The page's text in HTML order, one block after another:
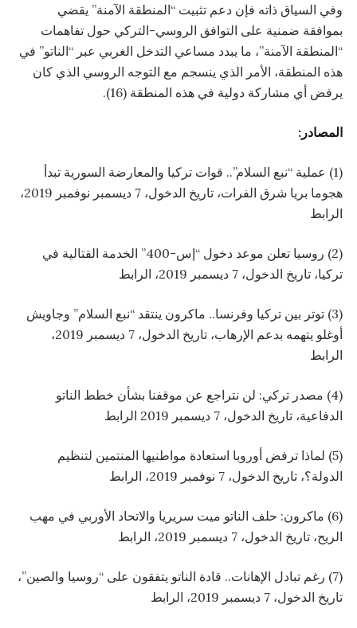
وفي السياق ذاته فإن دعم تثبيت “المنطقة الآمنة” يقضي
بموافقة ضمنية على التوافق الروسي-التركي حول تفاهمات
“المنطقة الآمنة”، ما يبدد مساعي التدخل الغربي عبر “الناتو” في
هذه المنطقة، الأمر الذي ينسجم مع التوجه الروسي الذي كان
يرفض أي مشاركة دولية في هذه المنطقة (16).
المصادر:
(1) عملية “نبع السلام”.. قوات تركيا والمعارضة السورية تبدأ
هجوما بريا شرق الفرات، تاريخ الدخول، 7 ديسمبر نوفمبر 2019،
الرابط
(2) روسيا تعلن موعد دخول “إس-400” الخدمة القتالية في
تركيا، تاريخ الدخول، 7 ديسمبر 2019،
الرابط
(3) توتر بين تركيا وفرنسا.. ماكرون ينتقد “نبع السلام” وجاويش
أوغلو يتهمه بدعم الإرهاب، تاريخ الدخول، 7 ديسمبر 2019،
الرابط
(4) مصدر تركي: لن نتراجع عن موقفنا بشأن خطط الناتو
الدفاعية، تاريخ الدخول، 7 ديسمبر 2019
الرابط
(5) لماذا ترفض أوروبا استعادة مواطنيها المنتمين لتنظيم
الدولة؟، تاريخ الدخول، 7 نوفمبر 2019،
الرابط
(6) ماكرون: حلف الناتو ميت سريريا والاتحاد الأوربي في مهب
الريح، تاريخ الدخول، 7 ديسمبر 2019،
الرابط
(7) رغم تبادل الإهانات.. قادة الناتو يتفقون على “روسيا والصين”،
تاريخ الدخول، 7 ديسمبر 2019،
الرابط